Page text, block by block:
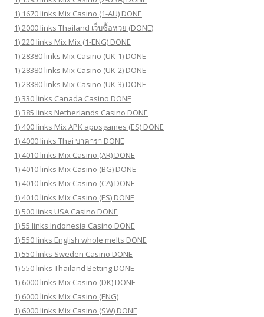
1) 1670 links Mix Casino (1-AU) DONE
1) 2000 links Thailand เว็บซื้อหวย (DONE)
1) 220 links Mix Mix (1-ENG) DONE
1) 28380 links Mix Casino (UK-1) DONE
1) 28380 links Mix Casino (UK-2) DONE
1) 28380 links Mix Casino (UK-3) DONE
1) 330 links Canada Casino DONE
1) 385 links Netherlands Casino DONE
1) 400 links Mix APK appsgames (ES) DONE
1) 4000 links Thai บาคาร่า DONE
1) 4010 links Mix Casino (AR) DONE
1) 4010 links Mix Casino (BG) DONE
1) 4010 links Mix Casino (CA) DONE
1) 4010 links Mix Casino (ES) DONE
1) 500 links USA Casino DONE
1) 55 links Indonesia Casino DONE
1) 550 links English whole melts DONE
1) 550 links Sweden Casino DONE
1) 550 links Thailand Betting DONE
1) 6000 links Mix Casino (DK) DONE
1) 6000 links Mix Casino (ENG)
1) 6000 links Mix Casino (SW) DONE